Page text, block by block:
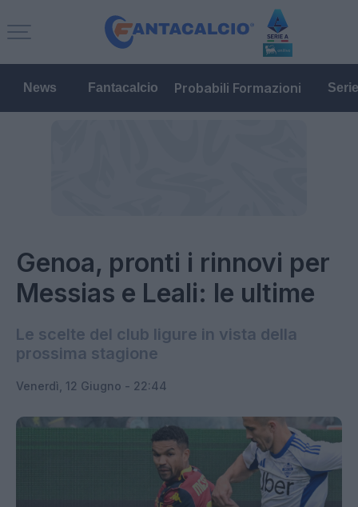
News Fantacalcio Probabili Formazioni
Genoa, pronti i rinnovi per
Messias e Leali: le ultime
Le scelte del club ligure in vista della
prossima stagione
Venerdì, 12 Giugno - 22:44